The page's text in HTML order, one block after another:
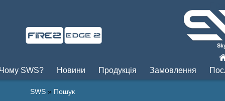
SWS? Новини Продукція Замовлення
SWS » Пошук